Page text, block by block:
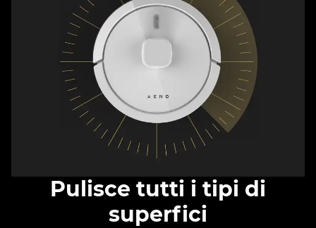
Pulisce tutti i tipi di
superfici